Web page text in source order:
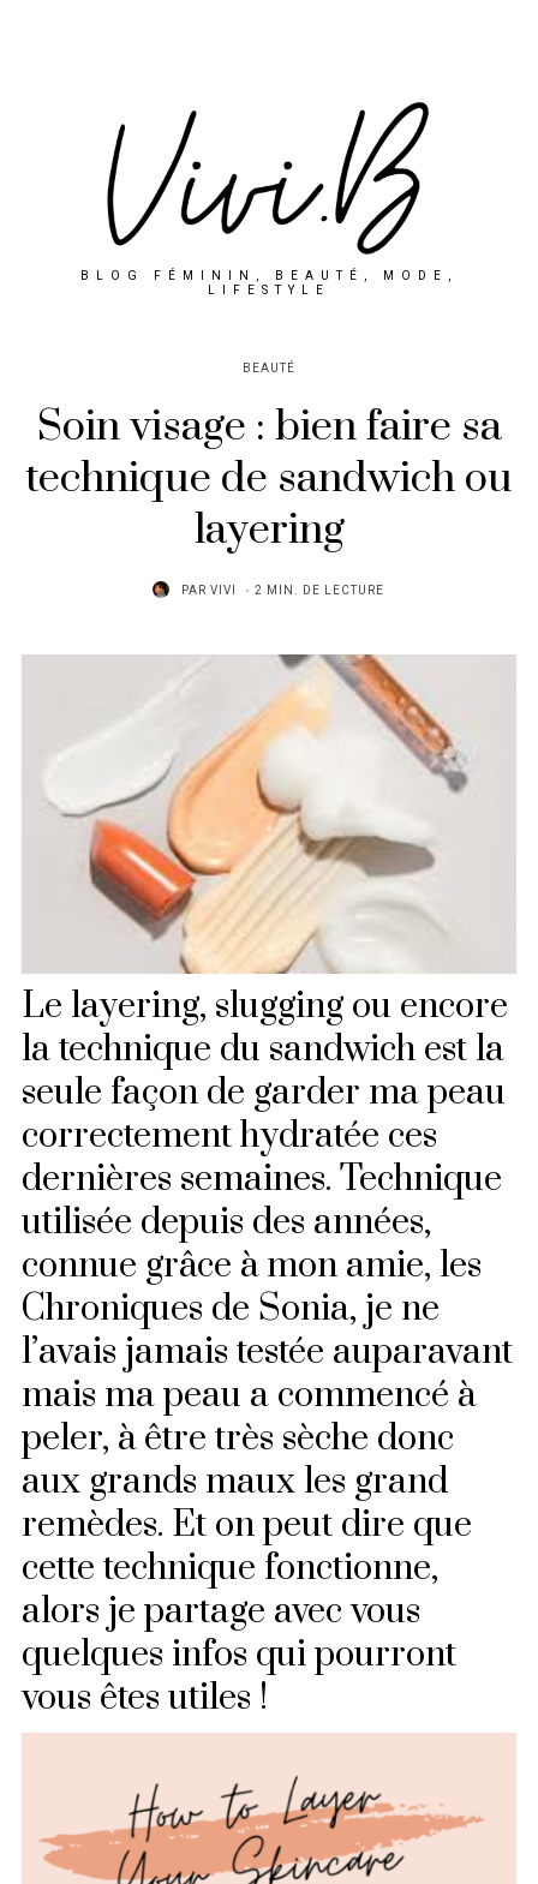
BLOG FÉMININ, BEAUTÉ, MODE,
LIFESTYLE
BEAUTÉ
Soin visage : bien faire sa
technique de sandwich ou
layering
PAR VIVI 2 MIN. DE LECTURE
Le layering, slugging ou encore
la technique du sandwich est la
seule façon de garder ma peau
correctement hydratée ces
dernières semaines. Technique
utilisée depuis des années,
connue grâce à mon amie, les
Chroniques de Sonia, je ne
l’avais jamais testée auparavant
mais ma peau a commencé à
peler, à être très sèche donc
aux grands maux les grand
remèdes. Et on peut dire que
cette technique fonctionne,
alors je partage avec vous
quelques infos qui pourront
vous êtes utiles !